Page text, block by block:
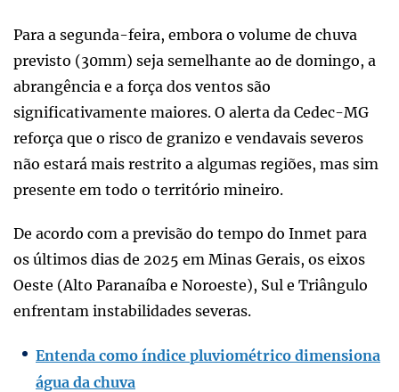
Para a segunda-feira, embora o volume de chuva
previsto (30mm) seja semelhante ao de domingo, a
abrangência e a força dos ventos são
significativamente maiores. O alerta da Cedec-MG
reforça que o risco de granizo e vendavais severos
não estará mais restrito a algumas regiões, mas sim
presente em todo o território mineiro.
De acordo com a previsão do tempo do Inmet para
os últimos dias de 2025 em Minas Gerais, os eixos
Oeste (Alto Paranaíba e Noroeste), Sul e Triângulo
enfrentam instabilidades severas.
Entenda como índice pluviométrico dimensiona
água da chuva